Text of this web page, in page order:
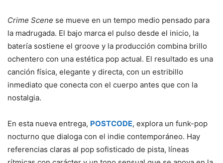
Crime Scene se mueve en un tempo medio pensado para
la madrugada. El bajo marca el pulso desde el inicio, la
batería sostiene el groove y la producción combina brillo
ochentero con una estética pop actual. El resultado es una
canción física, elegante y directa, con un estribillo
inmediato que conecta con el cuerpo antes que con la
nostalgia.
En esta nueva entrega, POSTCODE, explora un funk-pop
nocturno que dialoga con el indie contemporáneo. Hay
referencias claras al pop sofisticado de pista, líneas